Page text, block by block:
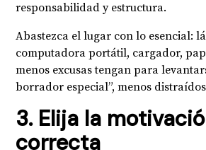
responsabilidad y estructura.
Abastezca el lugar con lo esencial:
computadora portátil, cargador,
menos excusas tengan para
borrador especial”, menos
3. Elija la
correcta